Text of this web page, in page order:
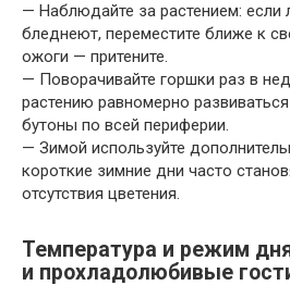
— Наблюдайте за растением: если
бледнеют, переместите ближе к
ожоги — притените.
— Поворачивайте горшки раз в
растению равномерно
бутоны по всей периферии.
— Зимой используйте
короткие зимние дни часто
отсутствия цветения.
Температура и режим
и прохладолюбивые